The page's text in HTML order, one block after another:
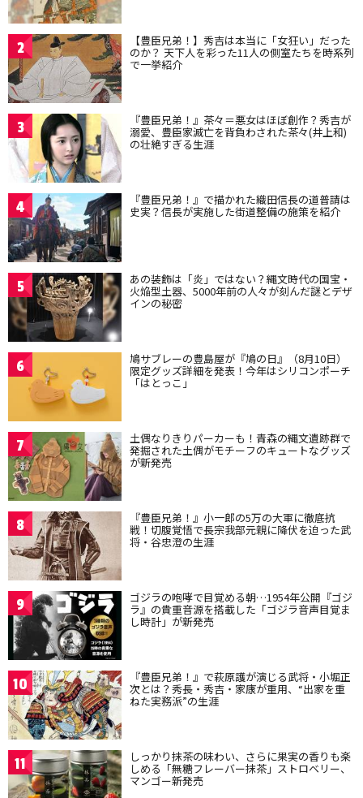
2 【豊臣兄弟！】秀吉は本当に「女狂い」だった
のか？ 天下人を彩った11人の側室たちを時系列
で一挙紹介
3 『豊臣兄弟！』茶々＝悪女はほぼ創作？秀吉が
溺愛、豊臣家滅亡を背負わされた茶々(井上和)
の壮絶すぎる生涯
4 『豊臣兄弟！』で描かれた織田信長の道普請は
史実？信長が実施した街道整備の施策を紹介
5 あの装飾は「炎」ではない？縄文時代の国宝・
火焔型土器、5000年前の人々が刻んだ謎とデザ
インの秘密
6 鳩サブレーの豊島屋が『鳩の日』（8月10日）
限定グッズ詳細を発表！今年はシリコンポーチ
「はとっこ」
7 土偶なりきりパーカーも！青森の縄文遺跡群で
発掘された土偶がモチーフのキュートなグッズ
が新発売
8 『豊臣兄弟！』小一郎の5万の大軍に徹底抗
戦！切腹覚悟で長宗我部元親に降伏を迫った武
将・谷忠澄の生涯
9 ゴジラの咆哮で目覚める朝…1954年公開『ゴジ
ラ』の貴重音源を搭載した「ゴジラ音声目覚ま
し時計」が新発売
10 『豊臣兄弟！』で萩原護が演じる武将・小堀正
次とは？秀長・秀吉・家康が重用、“出家を重
ねた実務派”の生涯
11 しっかり抹茶の味わい、さらに果実の香りも楽
しめる「無糖フレーバー抹茶」ストロベリー、
マンゴー新発売